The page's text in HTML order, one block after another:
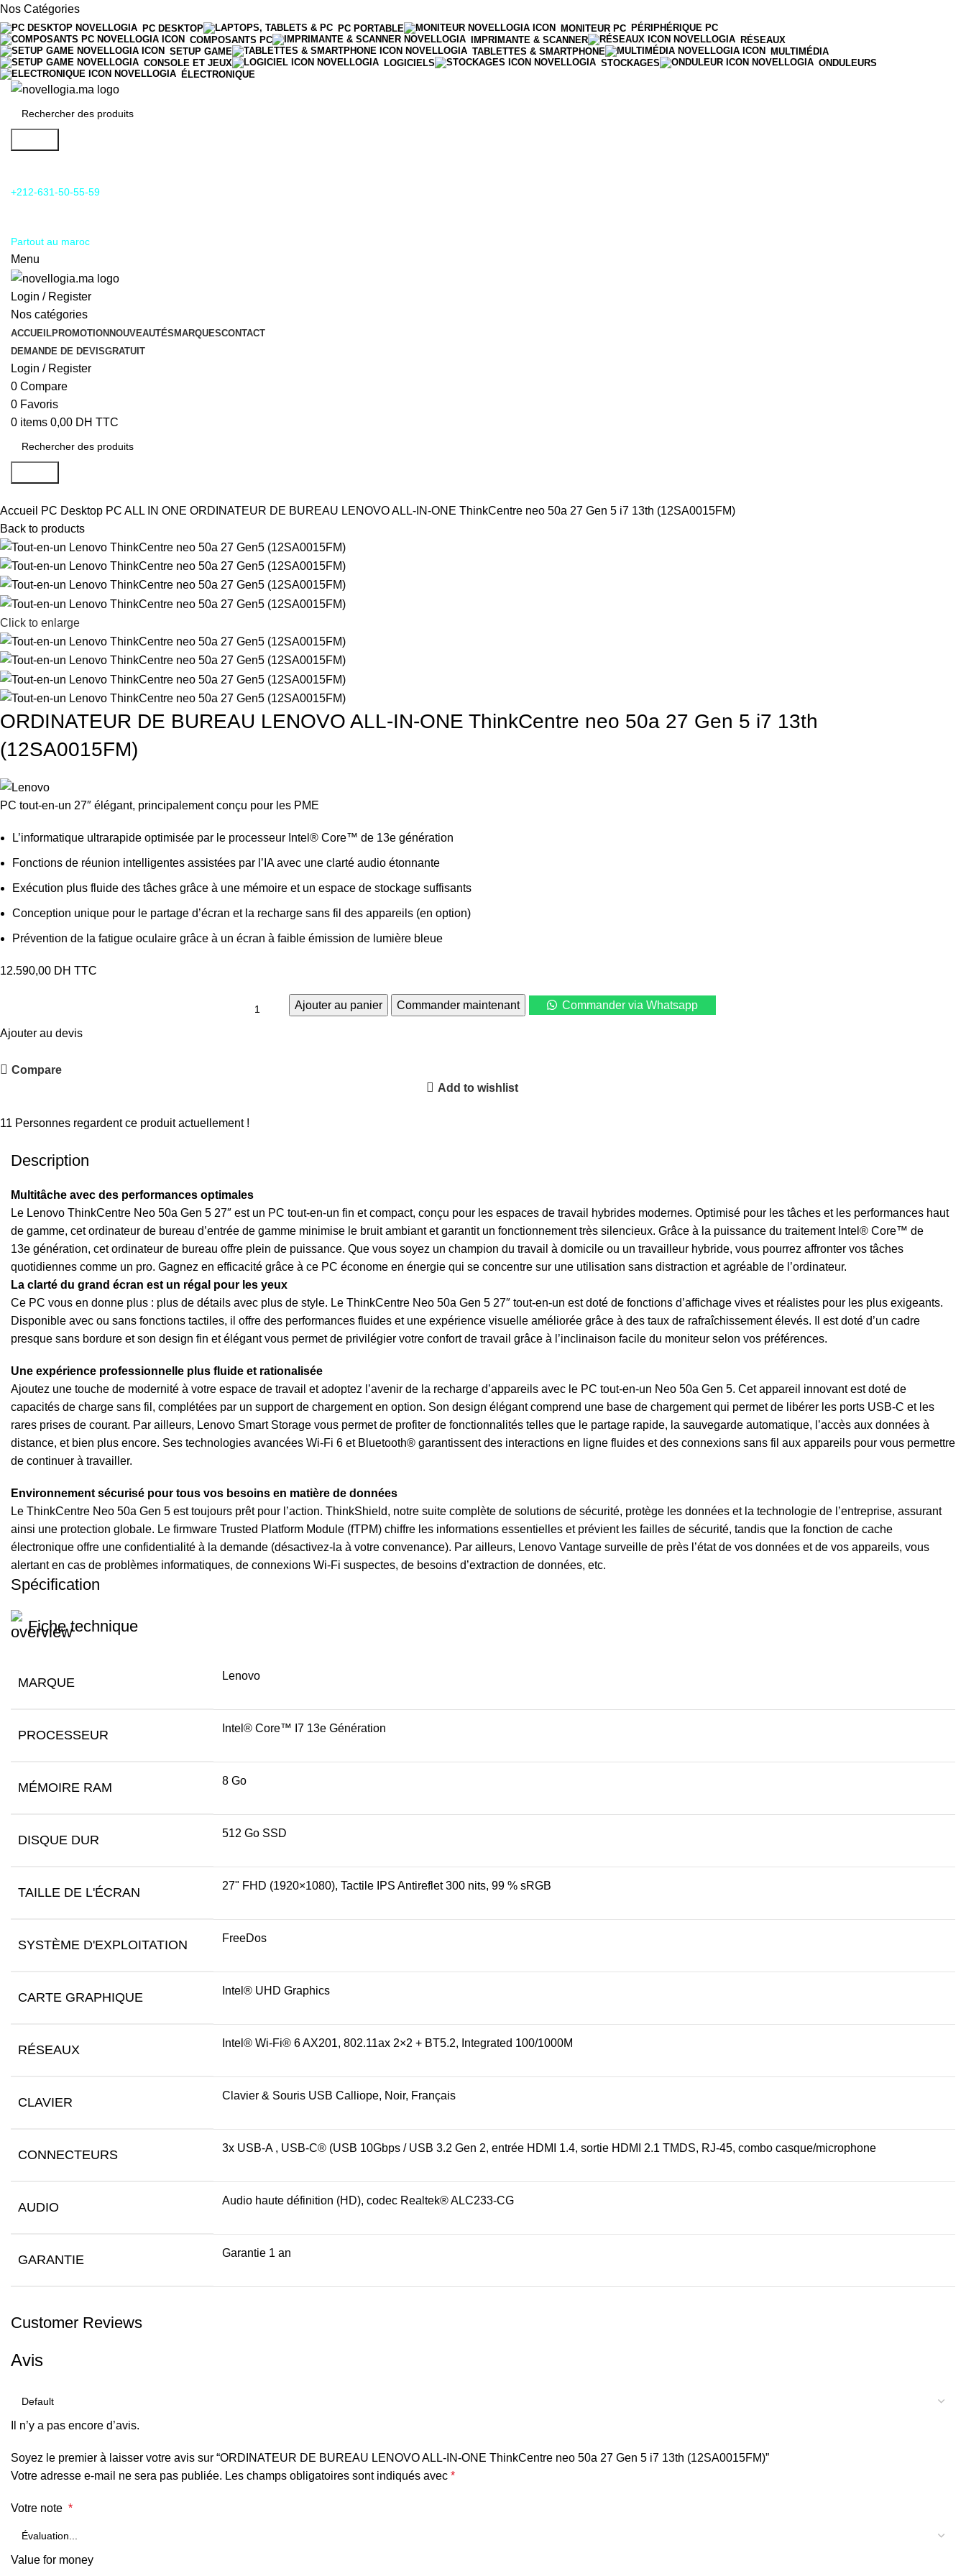
Nos Catégories
PC DESKTOP PC PORTABLE MONITEUR PC PÉRIPHÉRIQUE PC
COMPOSANTS PC
IMPRIMANTE & SCANNER
RÉSEAUX
SETUP GAME
TABLETTES & SMARTPHONE
MULTIMÉDIA
CONSOLE ET JEUX
LOGICIELS STOCKAGES
ONDULEURS
ÉLECTRONIQUE
+212-631-50-55-59
Partout au maroc
Menu
Login / Register
Nos catégories
ACCUEILPROMOTIONNOUVEAUTÉSMARQUESCONTACT
DEMANDE DE DEVISGRATUIT
Login / Register
0 Compare
0 Favoris
0 items 0,00 DH TTC
Accueil PC Desktop PC ALL IN ONEORDINATEUR DE BUREAU LENOVO ALL-IN-ONE ThinkCentre neo 50a 27 Gen 5 i7 13th (12SA0015FM)
Back to products
Click to enlarge
ORDINATEUR DE BUREAU LENOVO ALL-IN-ONE ThinkCentre neo 50a 27 Gen 5 i7 13th
(12SA0015FM)
PC tout-en-un 27″ élégant, principalement conçu pour les PME
L’informatique ultrarapide optimisée par le processeur Intel® Core™ de 13e génération
Fonctions de réunion intelligentes assistées par l’IA avec une clarté audio étonnante
Exécution plus fluide des tâches grâce à une mémoire et un espace de stockage suffisants
Conception unique pour le partage d’écran et la recharge sans fil des appareils (en option)
Prévention de la fatigue oculaire grâce à un écran à faible émission de lumière bleue
12.590,00 DH TTC
Ajouter au panier Commander maintenant Commander via Whatsapp
Ajouter au devis
Compare
Add to wishlist
11 Personnes regardent ce produit actuellement !
Description
Multitâche avec des performances optimales
Le Lenovo ThinkCentre Neo 50a Gen 5 27″ est un PC tout-en-un fin et compact, conçu pour les espaces de travail hybrides modernes. Optimisé pour les tâches et les performances haut
de gamme, cet ordinateur de bureau d’entrée de gamme minimise le bruit ambiant et garantit un fonctionnement très silencieux. Grâce à la puissance du traitement Intel® Core™ de
13e génération, cet ordinateur de bureau offre plein de puissance. Que vous soyez un champion du travail à domicile ou un travailleur hybride, vous pourrez affronter vos tâches
quotidiennes comme un pro. Gagnez en efficacité grâce à ce PC économe en énergie qui se concentre sur une utilisation sans distraction et agréable de l’ordinateur.
La clarté du grand écran est un régal pour les yeux
Ce PC vous en donne plus : plus de détails avec plus de style. Le ThinkCentre Neo 50a Gen 5 27″ tout-en-un est doté de fonctions d’affichage vives et réalistes pour les plus exigeants.
Disponible avec ou sans fonctions tactiles, il offre des performances fluides et une expérience visuelle améliorée grâce à des taux de rafraîchissement élevés. Il est doté d’un cadre
presque sans bordure et son design fin et élégant vous permet de privilégier votre confort de travail grâce à l’inclinaison facile du moniteur selon vos préférences.
Une expérience professionnelle plus fluide et rationalisée
Ajoutez une touche de modernité à votre espace de travail et adoptez l’avenir de la recharge d’appareils avec le PC tout-en-un Neo 50a Gen 5. Cet appareil innovant est doté de
capacités de charge sans fil, complétées par un support de chargement en option. Son design élégant comprend une base de chargement qui permet de libérer les ports USB-C et les
rares prises de courant. Par ailleurs, Lenovo Smart Storage vous permet de profiter de fonctionnalités telles que le partage rapide, la sauvegarde automatique, l’accès aux données à
distance, et bien plus encore. Ses technologies avancées Wi-Fi 6 et Bluetooth® garantissent des interactions en ligne fluides et des connexions sans fil aux appareils pour vous permettre
de continuer à travailler.
Environnement sécurisé pour tous vos besoins en matière de données
Le ThinkCentre Neo 50a Gen 5 est toujours prêt pour l’action. ThinkShield, notre suite complète de solutions de sécurité, protège les données et la technologie de l’entreprise, assurant
ainsi une protection globale. Le firmware Trusted Platform Module (fTPM) chiffre les informations essentielles et prévient les failles de sécurité, tandis que la fonction de cache
électronique offre une confidentialité à la demande (désactivez-la à votre convenance). Par ailleurs, Lenovo Vantage surveille de près l’état de vos données et de vos appareils, vous
alertant en cas de problèmes informatiques, de connexions Wi-Fi suspectes, de besoins d’extraction de données, etc.
Spécification
Fiche technique
MARQUE Lenovo
PROCESSEUR Intel® Core™ I7 13e Génération
MÉMOIRE RAM 8 Go
DISQUE DUR 512 Go SSD
TAILLE DE L'ÉCRAN 27" FHD (1920×1080), Tactile IPS Antireflet 300 nits, 99 % sRGB
SYSTÈME D'EXPLOITATION FreeDos
CARTE GRAPHIQUE Intel® UHD Graphics
RÉSEAUX Intel® Wi-Fi® 6 AX201, 802.11ax 2×2 + BT5.2, Integrated 100/1000M
CLAVIER Clavier & Souris USB Calliope, Noir, Français
CONNECTEURS 3x USB-A , USB-C® (USB 10Gbps / USB 3.2 Gen 2, entrée HDMI 1.4, sortie HDMI 2.1 TMDS, RJ-45, combo casque/microphone
AUDIO Audio haute définition (HD), codec Realtek® ALC233-CG
GARANTIE Garantie 1 an
Customer Reviews
Avis
Il n’y a pas encore d’avis.
Soyez le premier à laisser votre avis sur “ORDINATEUR DE BUREAU LENOVO ALL-IN-ONE ThinkCentre neo 50a 27 Gen 5 i7 13th (12SA0015FM)”
Votre adresse e-mail ne sera pas publiée. Les champs obligatoires sont indiqués avec *
Votre note *
Value for money